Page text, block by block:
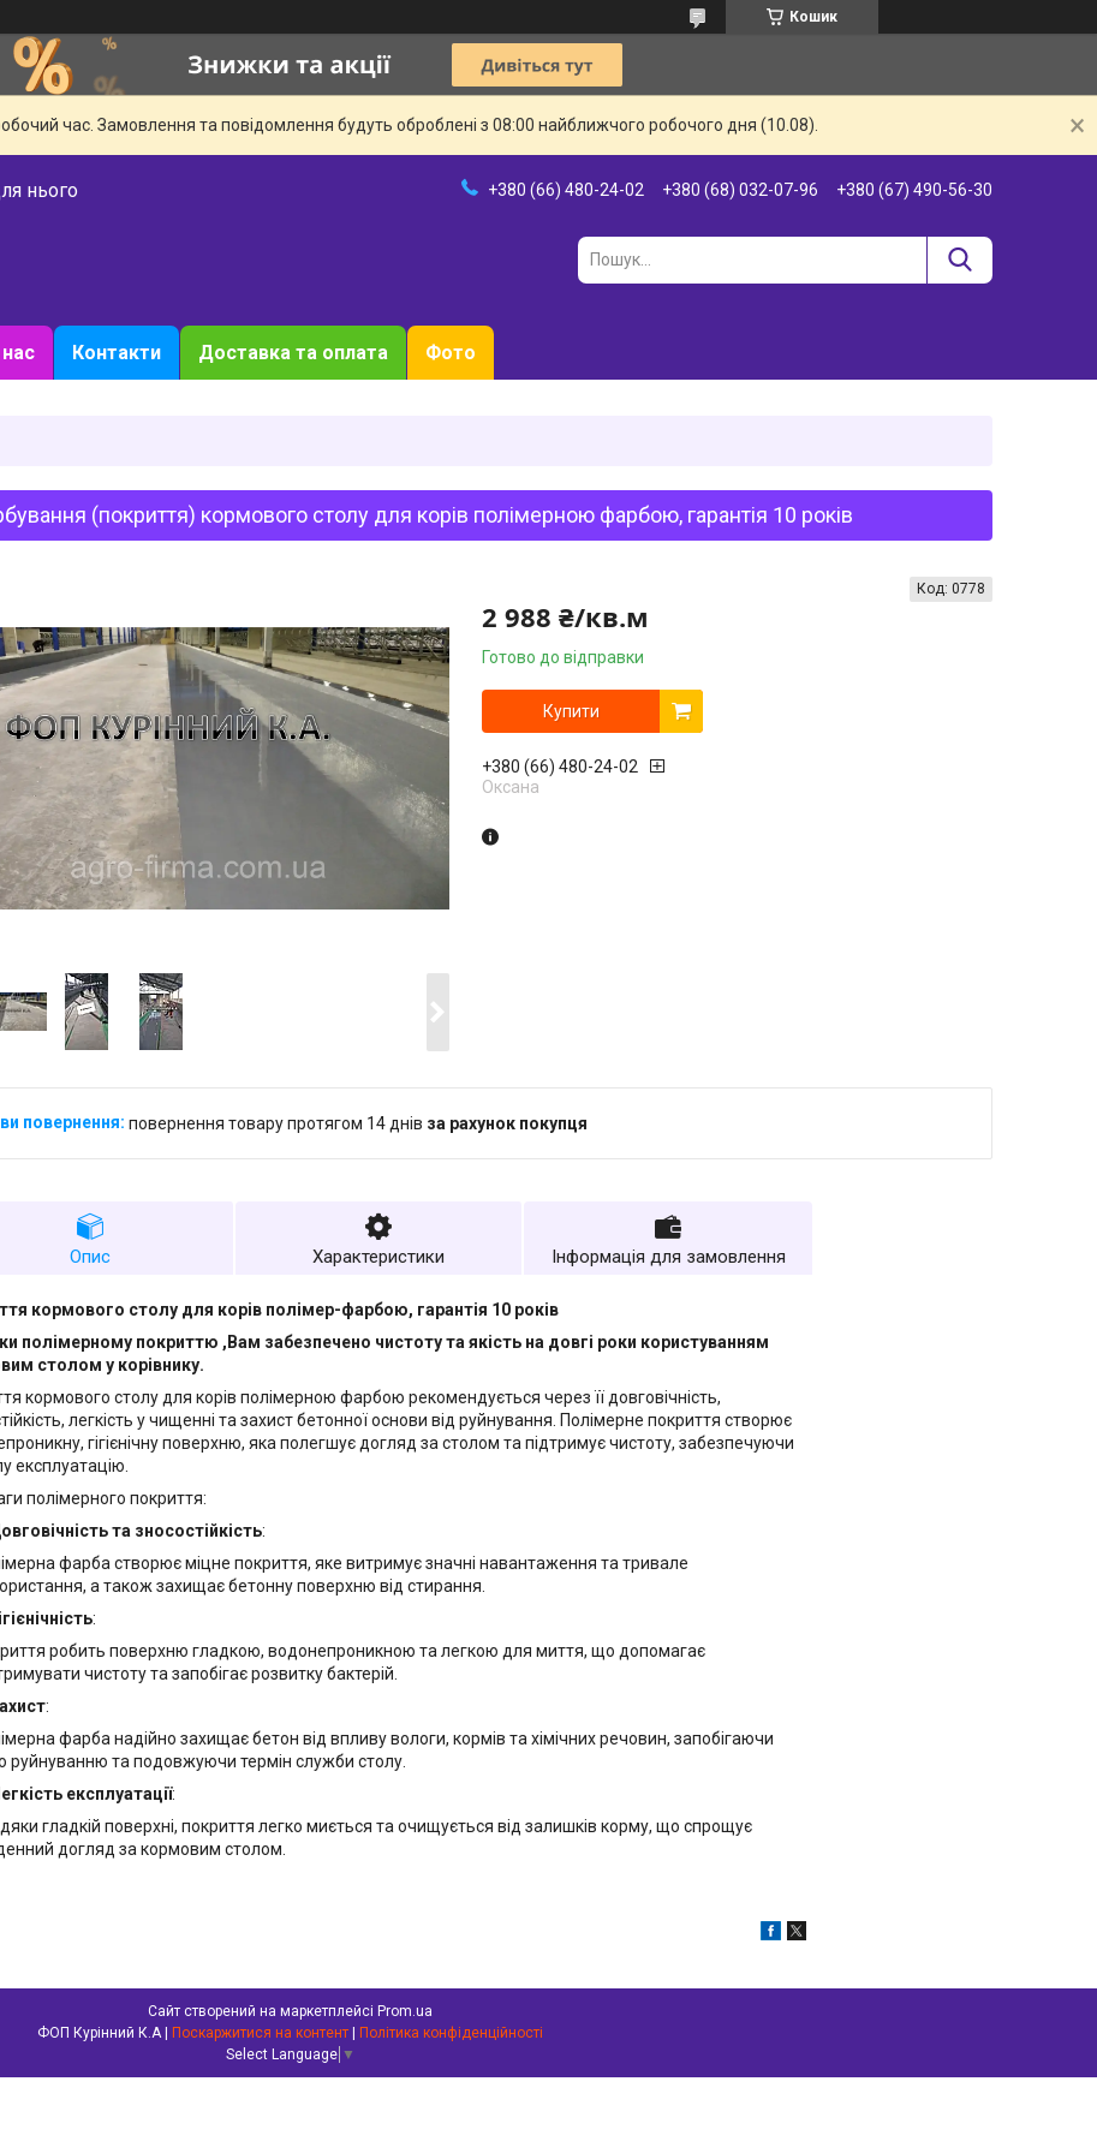
Кошик
час. Замовлення та повідомлення будуть оброблені з 08:00 найближчого робочого дня (10.08).
нього +380 (66) 480-24-02 +380 (68) 032-07-96 +380 (67) 490-56-30
Контакти Доставка та оплата Фото
(покриття) кормового столу для корів полімерною фарбою, гарантія 10 років
2 988 ₴/кв.м
Готово до відправки
Код: 0778
Купити
+380 (66) 480-24-02
Оксана
повернення товару протягом 14 днів за рахунок покупця
Опис Характеристики Інформація для замовлення
кормового столу для корів полімер-фарбою, гарантія 10 років
полімерному покриттю ,Вам забезпечено чистоту та якість на довгі роки користуванням
столом у корівнику.
кормового столу для корів полімерною фарбою рекомендується через її довговічність,
легкість у чищенні та захист бетонної основи від руйнування. Полімерне покриття створює
гігієнічну поверхню, яка полегшує догляд за столом та підтримує чистоту, забезпечуючи
експлуатацію.
полімерного покриття:
та зносостійкість:
фарба створює міцне покриття, яке витримує значні навантаження та тривале
а також захищає бетонну поверхню від стирання.
:
робить поверхню гладкою, водонепроникною та легкою для миття, що допомагає
чистоту та запобігає розвитку бактерій.
:
фарба надійно захищає бетон від впливу вологи, кормів та хімічних речовин, запобігаючи
руйнуванню та подовжуючи термін служби столу.
експлуатації:
гладкій поверхні, покриття легко миється та очищується від залишків корму, що спрощує
догляд за кормовим столом.
Сайт створений на маркетплейсі Prom.ua
ФОП Курінний К.А | Поскаржитися на контент | Політика конфіденційності
Select Language ▼